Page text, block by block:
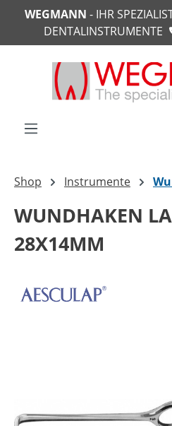
springen
WEGMANN - IHR
DENTALINSTRUMENTE
Shop Instrumente
WUNDHAKEN
28X14MM